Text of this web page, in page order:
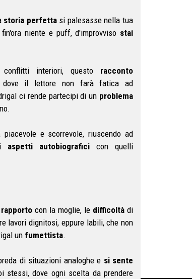
storia perfettasi palesasse nella tua
niente e puff, d'improvviso stai
interiori, questo racconto
il lettore non farà fatica ad
ci rende partecipi di un problema
piacevole e scorrevole, riuscendo ad
aspetti autobiograficicon quelli
rapportocon la moglie, le difficoltàdi
lavori dignitosi, eppure labili, che non
un fumettista.
di situazioni analoghe e si sente
stessi, dove ogni scelta da prendere